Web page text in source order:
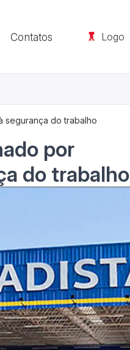
Contatos Logo
segurança do trabalho
por
do trabalho